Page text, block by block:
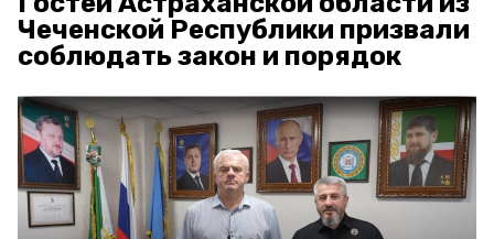
Чеченской Республики призвали
соблюдать закон и порядок